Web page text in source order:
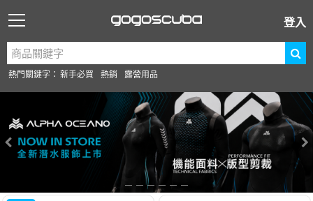
登入
熱門關鍵字： 新手必買 熱銷 露營用品